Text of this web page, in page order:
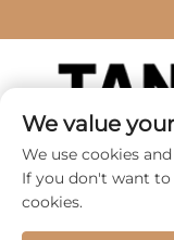
Copyright ©
LEATHER
We value
We use cookies
If you don't want to
cookies.